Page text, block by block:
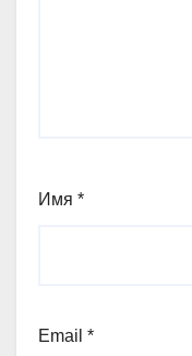
Имя *
Email *